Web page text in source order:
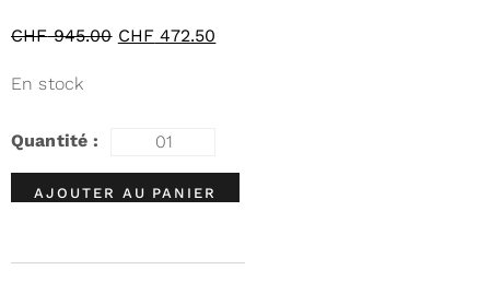
CHF945.00 CHF 472.50
En stock
AJOUTER AU PANIER